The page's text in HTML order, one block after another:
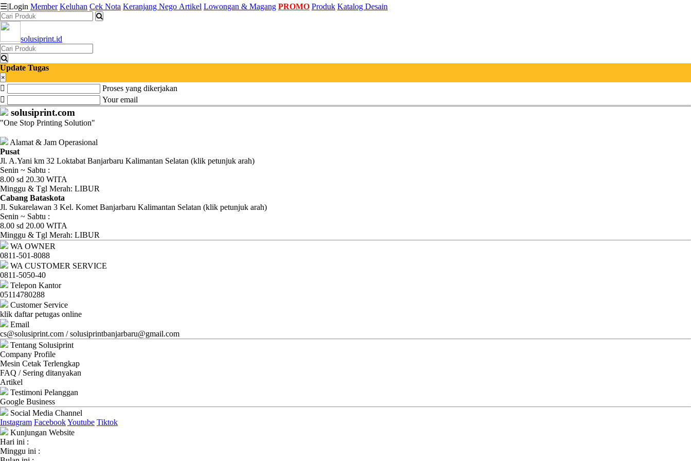
Katalog
Produk
Petugas
Riwayat
Transaksi
Tagihan
Berjalan
Pembayaran
Pendapatan
Fee
Ganti
Password
Logout
☰|Login Member Keluhan Cek Nota Keranjang Nego Artikel Lowongan & Magang PROMO Produk Katalog Desain
solusiprint.id
Update Tugas
×
Proses yang dikerjakan
Your email
solusiprint.com
"One Stop Printing Solution"
Alamat & Jam Operasional
Pusat
Jl. A.Yani km 32 Loktabat Banjarbaru Kalimantan Selatan (klik petunjuk arah)
Senin ~ Sabtu :
8.00 sd 20.30 WITA
Minggu & Tgl Merah: LIBUR
Cabang Bataskota
Jl. Sukarelawan 3 Kel. Komet Banjarbaru Kalimantan Selatan (klik petunjuk arah)
Senin ~ Sabtu :
8.00 sd 20.00 WITA
Minggu & Tgl Merah: LIBUR
WA OWNER
0811-501-8088
WA CUSTOMER SERVICE
0811-5050-40
Telepon Kantor
05114780288
Customer Service
klik daftar petugas online
Email
cs@solusiprint.com / solusiprintbanjarbaru@gmail.com
Tentang Solusiprint
Company Profile
Mesin Cetak Terlengkap
FAQ / Sering ditanyakan
Artikel
Testimoni Pelanggan
Google Business
Social Media Channel
Instagram FacebookYoutube Tiktok
Kunjungan Website
Hari ini :
Minggu ini :